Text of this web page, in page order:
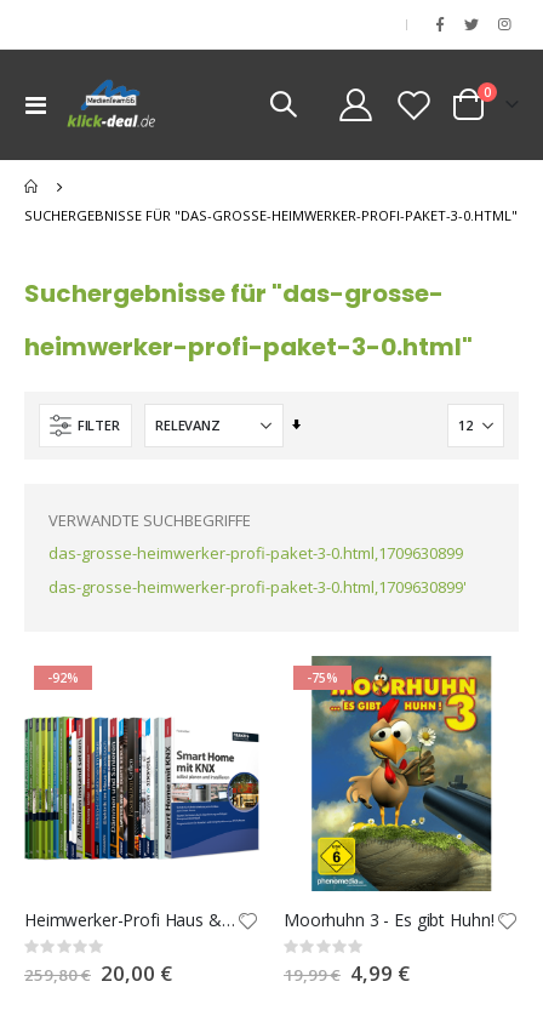
|
Navigation
umschalten
Cart
0Artikel
SUCHERGEBNISSE FÜR "DAS-GROSSE-HEIMWERKER-PROFI-PAKET-3-0.HTML"
Suchergebnisse für "das-grosse-
heimwerker-profi-paket-3-0.html"
FILTER
Aufsteigend
VERWANDTE SUCHBEGRIFFE
das-grosse-heimwerker-profi-paket-3-0.html,1709630899
das-grosse-heimwerker-profi-paket-3-0.html,1709630899'
-92%
Heimwerker-Profi Haus & Garten 2.0 E-Book-Paket
Rating:
0%
259,80 € Special
Price
20,00 €
-75%
Moorhuhn 3 - Es gibt Huhn!
Rating:
0%
19,99 € Special
Price
4,99 €